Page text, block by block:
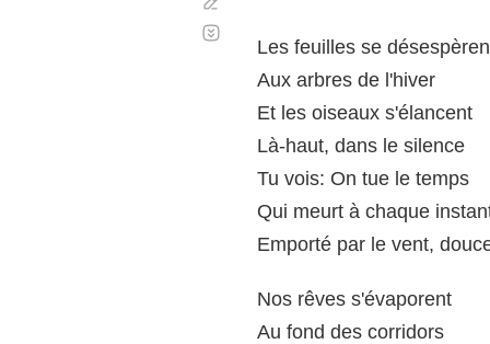
Les feuilles se
Aux arbres de l'hiver
Et les oiseaux s'élancent
Là-haut, dans le silence
Tu vois: On tue le temps
Qui meurt à chaque
Emporté par le vent,
Nos rêves s'évaporent
Au fond des corridors
automático